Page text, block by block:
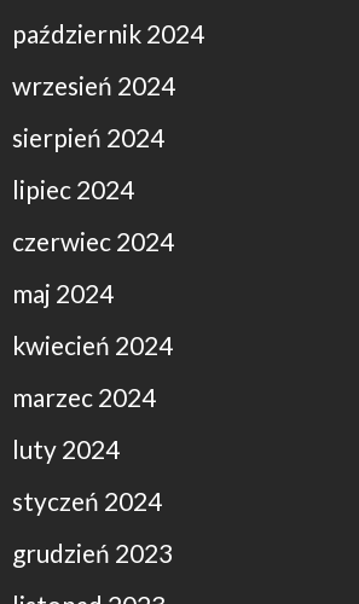
październik 2024
wrzesień 2024
sierpień 2024
lipiec 2024
czerwiec 2024
maj 2024
kwiecień 2024
marzec 2024
luty 2024
styczeń 2024
grudzień 2023